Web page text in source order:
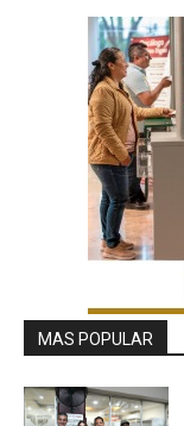
MAS POPULAR